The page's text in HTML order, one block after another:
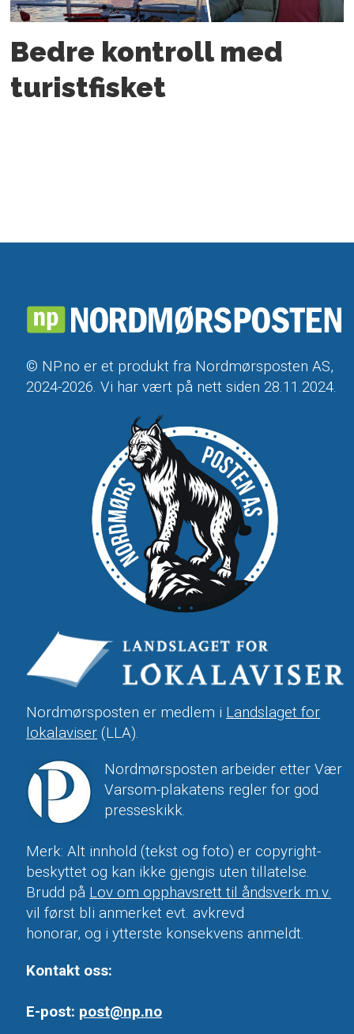
Bedre kontroll med
turistfisket
© NP.no er et produkt fra Nordmørsposten AS,
2024-2026. Vi har vært på nett siden 28.11.2024.
Nordmørsposten er medlem i Landslaget for
lokalaviser (LLA).
Nordmørsposten arbeider etter Vær
Varsom-plakatens regler for god
presseskikk.
Merk: Alt innhold (tekst og foto) er copyright-
beskyttet og kan ikke gjengis uten tillatelse.
Brudd på Lov om opphavsrett til åndsverk m.v.
vil først bli anmerket evt. avkrevd
honorar, og i ytterste konsekvens anmeldt.
Kontakt oss:
E-post: post@np.no